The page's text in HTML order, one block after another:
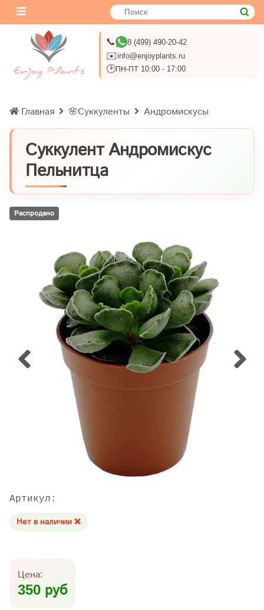
📞 8 (499) 490-20-42
✉️info@enjoyplants.ru
🕑ПН-ПТ 10:00 - 17:00
Главная 🌸Суккуленты Андромискусы
Суккулент Андромискус
Пельнитца
Распродано
Артикул:
Нет в наличии ❌
Цена:
350 руб